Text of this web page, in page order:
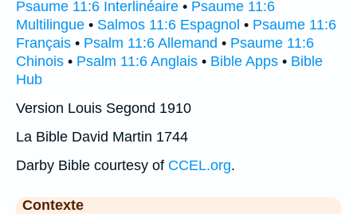
Psaume 11:6 Interlinéaire • Psaume 11:6
Multilingue • Salmos 11:6 Espagnol • Psaume 11:6
Français • Psalm 11:6 Allemand • Psaume 11:6
Chinois • Psalm 11:6 Anglais • Bible Apps • Bible
Hub
Version Louis Segond 1910
La Bible David Martin 1744
Darby Bible courtesy of CCEL.org.
Contexte